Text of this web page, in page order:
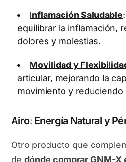
Inflamación Saludable
equilibrar la inflamación,
dolores y molestias.
Movilidad y
articular, mejorando la
movimiento y reduciendo
Airo: Energía Natural y
Otro producto que
de dónde comprar GNM-X